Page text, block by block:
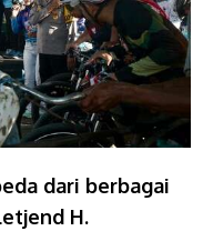
dari berbagai
H.